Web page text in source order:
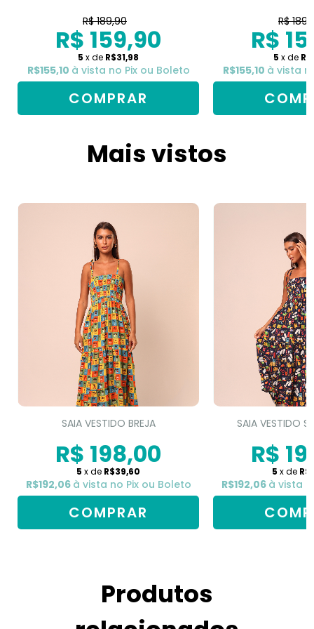
R$ 189,90
R$ 159,90
5 x de R$31,98
R$155,10 à vista no Pix ou Boleto
COMPRAR
R$
R$
5 x de
R$155,10 à vista
Mais vistos
SAIA VESTIDO BREJA
R$ 198,00
5 x de R$39,60
R$192,06 à vista no Pix ou Boleto
COMPRAR
SAIA VESTIDO
R$
5 x de
R$192,06 à vista
Produtos